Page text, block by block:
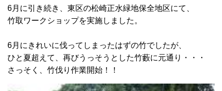
6月に引き続き、東区の松崎正水緑地保全地区にて、
竹取ワークショップを実施しました。
6月にきれいに伐ってしまったはずの竹でしたが、
ひと夏超えて、再びうっそうとした竹藪に元通り・・・
さっそく、竹伐り作業開始！！